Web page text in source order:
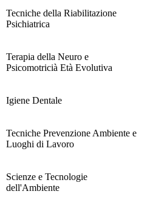
Tecniche della Riabilitazione
Psichiatrica
Terapia della Neuro e
Psicomotricià Età Evolutiva
Igiene Dentale
Tecniche Prevenzione Ambiente e
Luoghi di Lavoro
Scienze e Tecnologie
dell'Ambiente